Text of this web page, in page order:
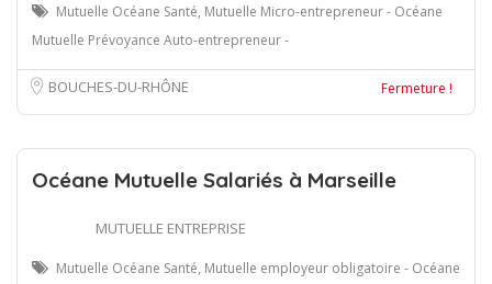
Mutuelle Océane Santé, Mutuelle Micro-entrepreneur - Océane
Mutuelle Prévoyance Auto-entrepreneur -
BOUCHES-DU-RHÔNE Fermeture !
Océane Mutuelle Salariés à Marseille
MUTUELLE ENTREPRISE
Mutuelle Océane Santé, Mutuelle employeur obligatoire - Océane